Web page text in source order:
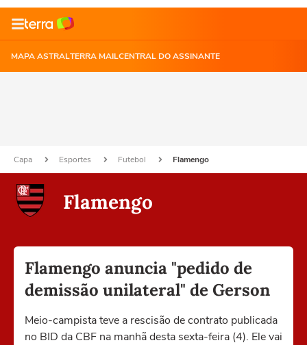
MAPA ASTRALTERRA MAILCENTRAL DO ASSINANTE
Capa Esportes Futebol Flamengo
Flamengo
Flamengo anuncia "pedido de
demissão unilateral" de Gerson
Meio-campista teve a rescisão de contrato publicada
no BID da CBF na manhã desta sexta-feira (4). Ele vai